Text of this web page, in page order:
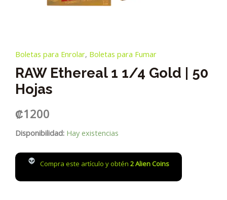
Boletas para Enrolar, Boletas para Fumar
RAW Ethereal 1 1/4 Gold | 50
Hojas
₡1200
Disponibilidad: Hay existencias
Compra este artículo y obtén 2Alien Coins